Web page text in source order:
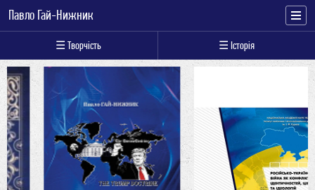
Павло Гай-Нижник
☰ Творчість ☰ Історія